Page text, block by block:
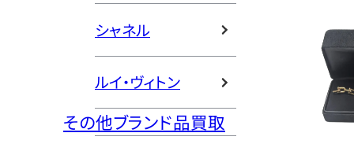
シャネル
ルイ・ヴィトン
その他ブランド品買取